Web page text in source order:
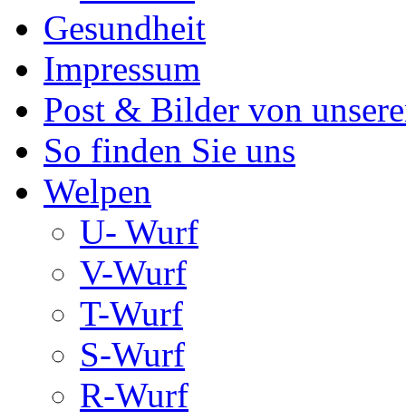
Gesundheit
Impressum
Post & Bilder von
So finden Sie uns
Welpen
U- Wurf
V-Wurf
T-Wurf
S-Wurf
R-Wurf